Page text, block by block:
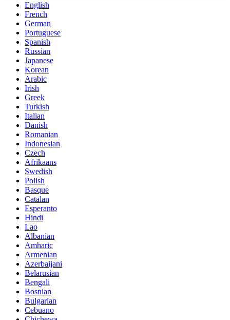
English
French
German
Portuguese
Spanish
Russian
Japanese
Korean
Arabic
Irish
Greek
Turkish
Italian
Danish
Romanian
Indonesian
Czech
Afrikaans
Swedish
Polish
Basque
Catalan
Esperanto
Hindi
Lao
Albanian
Amharic
Armenian
Azerbaijani
Belarusian
Bengali
Bosnian
Bulgarian
Cebuano